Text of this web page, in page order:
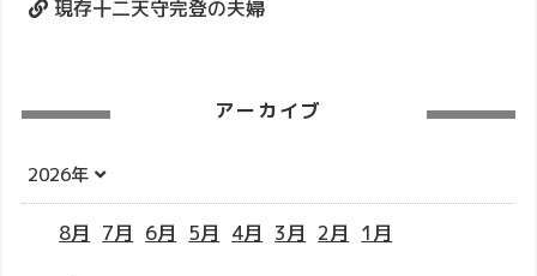
現存十二天守完登の夫婦
アーカイブ
2026年
8月 7月 6月 5月 4月 3月 2月 1月